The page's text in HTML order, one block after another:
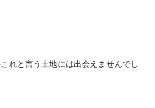
れと言う土地には出会えませんでし